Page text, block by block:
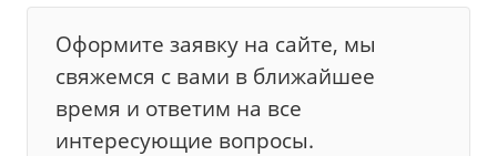
Оформите заявку на сайте, мы
свяжемся с вами в ближайшее
время и ответим на все
интересующие вопросы.